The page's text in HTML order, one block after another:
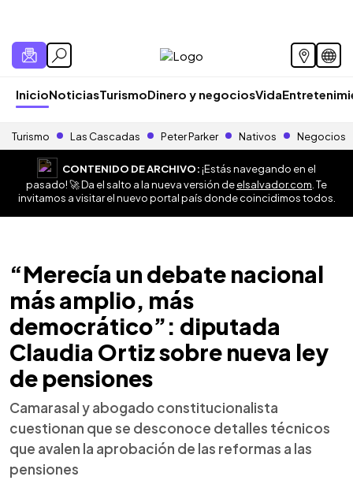
InicioNoticiasTurismoDinero y negociosVida
Turismo Las Cascadas Peter Parker Nativos Negocios
CONTENIDO DE ARCHIVO:¡Estás navegando en el
pasado! 🚀 Da el salto a la nueva versión deelsalvador.com . Te
invitamos a visitar el nuevo portal país donde coincidimos todos.
“Merecía un debate nacional
más amplio, más
democrático”: diputada
Claudia Ortiz sobre nueva ley
de pensiones
Camarasal y abogado constitucionalista
cuestionan que se desconoce detalles técnicos
que avalen la aprobación de las reformas a las
pensiones